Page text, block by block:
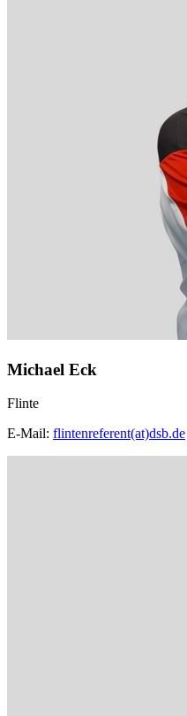
Michael Eck
Flinte
E-Mail: flintenreferent(at)dsb.de